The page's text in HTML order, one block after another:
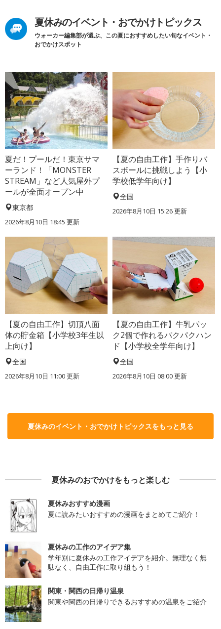
夏休みのイベント・おでかけトピックス
ウォーカー編集部が選ぶ、この夏におすすめしたい旬なイベント・
おでかけスポット
夏だ！プールだ！東京サマ
ーランド！「MONSTER
STREAM」など人気屋外プ
ールが全面オープン中
東京都
2026年8月10日 18:45 更新
【夏の自由工作】手作りバ
スボールに挑戦しよう【小
学校低学年向け】
全国
2026年8月10日 15:26更新
【夏の自由工作】切頂八面
体の貯金箱【小学校3年生以
上向け】
全国
2026年8月10日 11:00更新
【夏の自由工作】牛乳パッ
ク2個で作れるパクパクハン
ド【小学校全学年向け】
全国
2026年8月10日 08:00更新
夏休みのイベント・おでかけトピックスをもっと見る
夏休みのおでかけをもっと楽しむ
夏休みおすすめ漫画
夏に読みたいおすすめの漫画をまとめてご紹介！
夏休みの工作のアイデア集
学年別に夏休みの工作アイデアを紹介。無理なく無
駄なく、自由工作に取り組もう！
関東・関西の日帰り温泉
関東や関西の日帰りできるおすすめの温泉をご紹介